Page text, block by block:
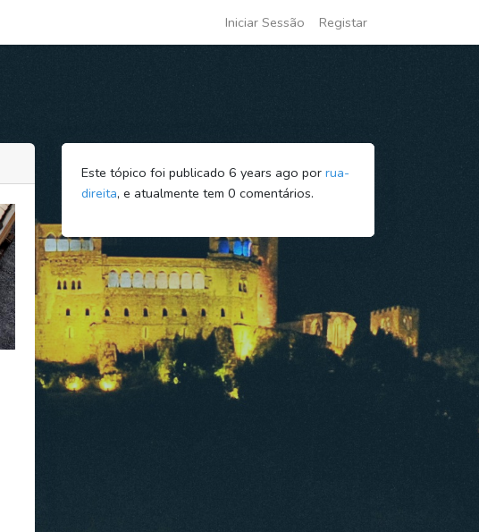
Iniciar Sessão Registar
Este tópico foi publicado 6 years ago por rua-
direita, e atualmente tem 0 comentários.